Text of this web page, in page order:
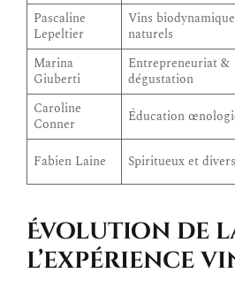
Pascaline
Lepeltier
Vins
naturels
Marina
Giuberti
Entrepreneuriat &
dégustation
Caroline
Conner
Éducation
Fabien Laine Spiritueux et
Évolution de
l’expérience